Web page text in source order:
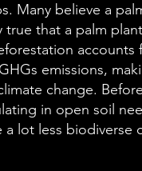
Many believe a
true that a palm
emissions,
change.
in open soil
a lot less biodiverse